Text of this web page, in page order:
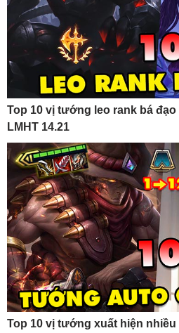
Top 10 vị tướng leo rank bá
LMHT 14.21
Top 10 vị tướng xuất hiện